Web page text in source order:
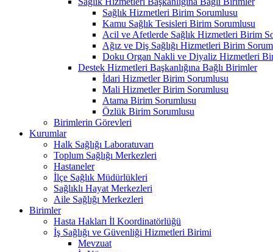
Sağlık Hizmetleri Birim Sorumlusu
Kamu Sağlık Tesisleri Birim Sorumlusu
Acil ve Afetlerde Sağlık Hizmetleri Birim
Ağız ve Diş Sağlığı Hizmetleri Birim
Doku Organ Nakli ve Diyaliz Hizmetleri
Destek Hizmetleri Başkanlığına Bağlı Birimler
İdari Hizmetler Birim Sorumlusu
Mali Hizmetler Birim Sorumlusu
Atama Birim Sorumlusu
Özlük Birim Sorumlusu
Birimlerin Görevleri
Kurumlar
Halk Sağlığı Laboratuvarı
Toplum Sağlığı Merkezleri
Hastaneler
İlçe Sağlık Müdürlükleri
Sağlıklı Hayat Merkezleri
Aile Sağlığı Merkezleri
Birimler
Hasta Hakları İl Koordinatörlüğü
İş Sağlığı ve Güvenliği Hizmetleri Birimi
Mevzuat